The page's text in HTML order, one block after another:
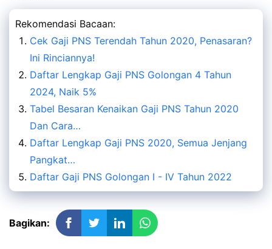
Rekomendasi Bacaan:
Cek Gaji PNS Terendah Tahun 2020, Penasaran?
Ini Rinciannya!
Daftar Lengkap Gaji PNS Golongan 4 Tahun
2024, Naik 5%
Tabel Besaran Kenaikan Gaji PNS Tahun 2020
Dan Cara…
Daftar Lengkap Gaji PNS 2020, Semua Jenjang
Pangkat…
Daftar Gaji PNS Golongan I - IV Tahun 2022
Bagikan: